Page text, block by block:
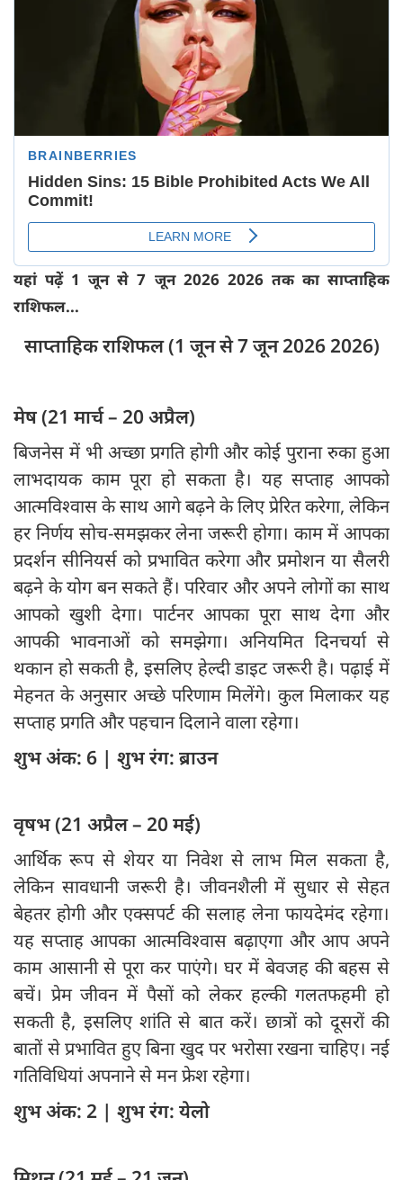
यहां पढ़ें 1 जून से 7 जून 2026 2026 तक का साप्ताहिक
राशिफल...
साप्ताहिक राशिफल (1 जून से 7 जून 2026 2026)
मेष (21 मार्च – 20 अप्रैल)
बिजनेस में भी अच्छा प्रगति होगी और कोई पुराना रुका हुआ
लाभदायक काम पूरा हो सकता है। यह सप्ताह आपको
आत्मविश्वास के साथ आगे बढ़ने के लिए प्रेरित करेगा, लेकिन
हर निर्णय सोच-समझकर लेना जरूरी होगा। काम में आपका
प्रदर्शन सीनियर्स को प्रभावित करेगा और प्रमोशन या सैलरी
बढ़ने के योग बन सकते हैं। परिवार और अपने लोगों का साथ
आपको खुशी देगा। पार्टनर आपका पूरा साथ देगा और
आपकी भावनाओं को समझेगा। अनियमित दिनचर्या से
थकान हो सकती है, इसलिए हेल्दी डाइट जरूरी है। पढ़ाई में
मेहनत के अनुसार अच्छे परिणाम मिलेंगे। कुल मिलाकर यह
सप्ताह प्रगति और पहचान दिलाने वाला रहेगा।
शुभ अंक: 6 | शुभ रंग: ब्राउन
वृषभ (21 अप्रैल – 20 मई)
आर्थिक रूप से शेयर या निवेश से लाभ मिल सकता है,
लेकिन सावधानी जरूरी है। जीवनशैली में सुधार से सेहत
बेहतर होगी और एक्सपर्ट की सलाह लेना फायदेमंद रहेगा।
यह सप्ताह आपका आत्मविश्वास बढ़ाएगा और आप अपने
काम आसानी से पूरा कर पाएंगे। घर में बेवजह की बहस से
बचें। प्रेम जीवन में पैसों को लेकर हल्की गलतफहमी हो
सकती है, इसलिए शांति से बात करें। छात्रों को दूसरों की
बातों से प्रभावित हुए बिना खुद पर भरोसा रखना चाहिए। नई
गतिविधियां अपनाने से मन फ्रेश रहेगा।
शुभ अंक: 2 | शुभ रंग: येलो